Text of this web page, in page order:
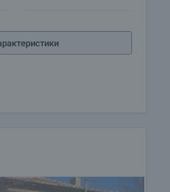
на имота,
на селски